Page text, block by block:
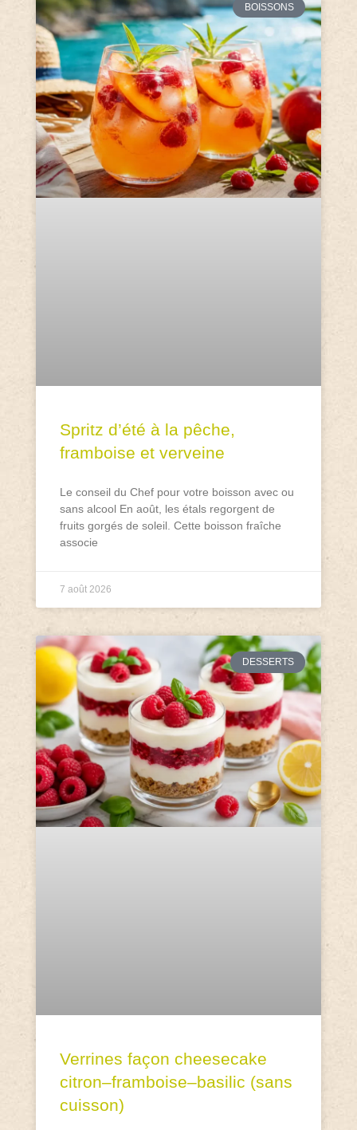
BOISSONS
Spritz d’été à la pêche,
framboise et verveine
Le conseil du Chef pour votre boisson avec ou
sans alcool En août, les étals regorgent de
fruits gorgés de soleil. Cette boisson fraîche
associe
7 août 2026
DESSERTS
Verrines façon cheesecake
citron–framboise–basilic (sans
cuisson)